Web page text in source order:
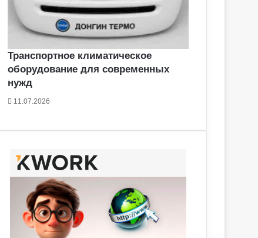
Транспортное климатическое
оборудование для современных
нужд
11.07.2026